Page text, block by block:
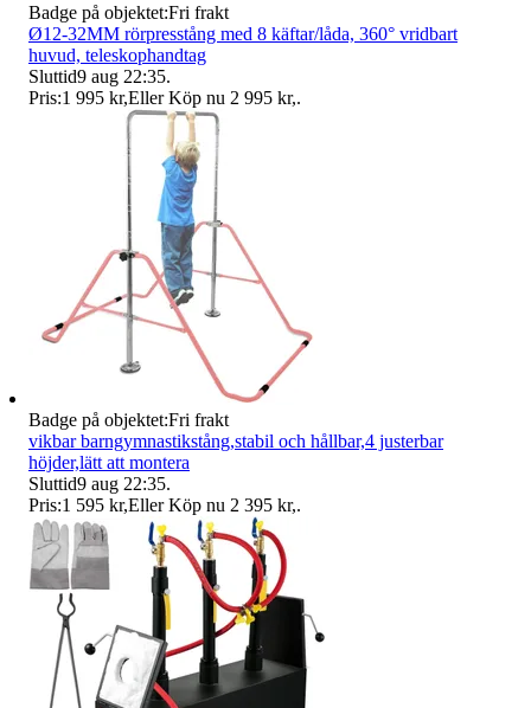
Badge på objektet:Fri frakt
Ø12-32MM rörpresstång med 8 käftar/låda, 360° vridbart
huvud, teleskophandtag
Sluttid9 aug 22:35.
Pris:1 995 kr,Eller Köp nu 2 995 kr,.
Badge på objektet:Fri frakt
vikbar barngymnastikstång,stabil och hållbar,4 justerbar
höjder,lätt att montera
Sluttid9 aug 22:35.
Pris:1 595 kr,Eller Köp nu 2 395 kr,.